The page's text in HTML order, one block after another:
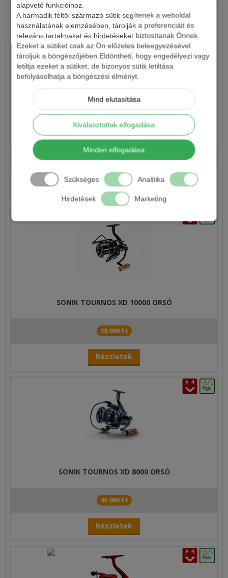
alapvető funkcióihoz.
A harmadik féltől származó sütik segítenek a weboldal
használatának elemzésében, tárolják a preferenciáit és
releváns tartalmakat és hirdetéseket biztosítanak Önnek.
Ezeket a sütiket csak az Ön előzetes beleegyezésével
tároljuk a böngészőjében.Eldöntheti, hogy engedélyezi vagy
letiltja ezeket a sütiket, de bizonyos sütik letiltása
befolyásolhatja a böngészési élményt.
Mind elutasítása
Kiválasztottak elfogadása
Minden elfogadása
Szükséges Analitika
Hirdetések Marketing
Részletek
SONIK DOMINATORX 6000RS BIG PIT ORSÓ
22 190 Ft
Részletek
SONIK TOURNOS XD 10000 ORSÓ
38 990 Ft
Részletek
SONIK TOURNOS XD 8000 ORSÓ
40 990 Ft
Részletek